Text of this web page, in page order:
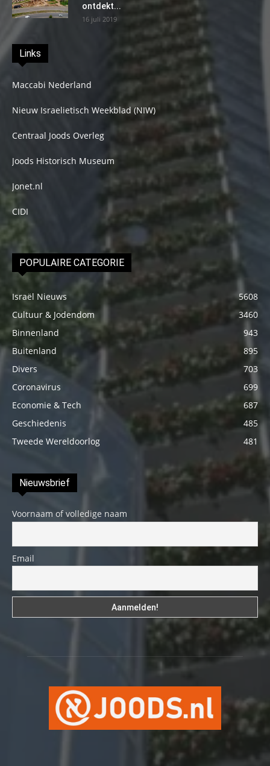
ontdekt...
16 juli 2019
Links
Maccabi Nederland
Nieuw Israelietisch Weekblad (NIW)
Centraal Joods Overleg
Joods Historisch Museum
Jonet.nl
CIDI
POPULAIRE CATEGORIE
Israël Nieuws
5608
Cultuur & Jodendom
3460
Binnenland
943
Buitenland
895
Divers
703
Coronavirus
699
Economie & Tech
687
Geschiedenis
485
Tweede Wereldoorlog
481
Nieuwsbrief
Voornaam of volledige naam
Email